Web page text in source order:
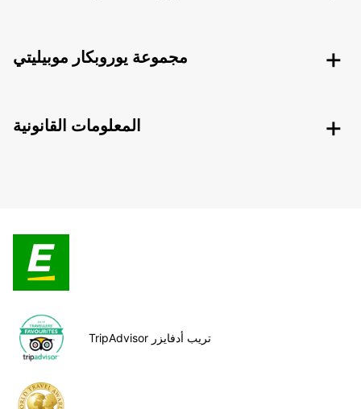
مجموعة يوروبكار موبيليتي
المعلومات القانونية
TripAdvisor تريب أدفايزر